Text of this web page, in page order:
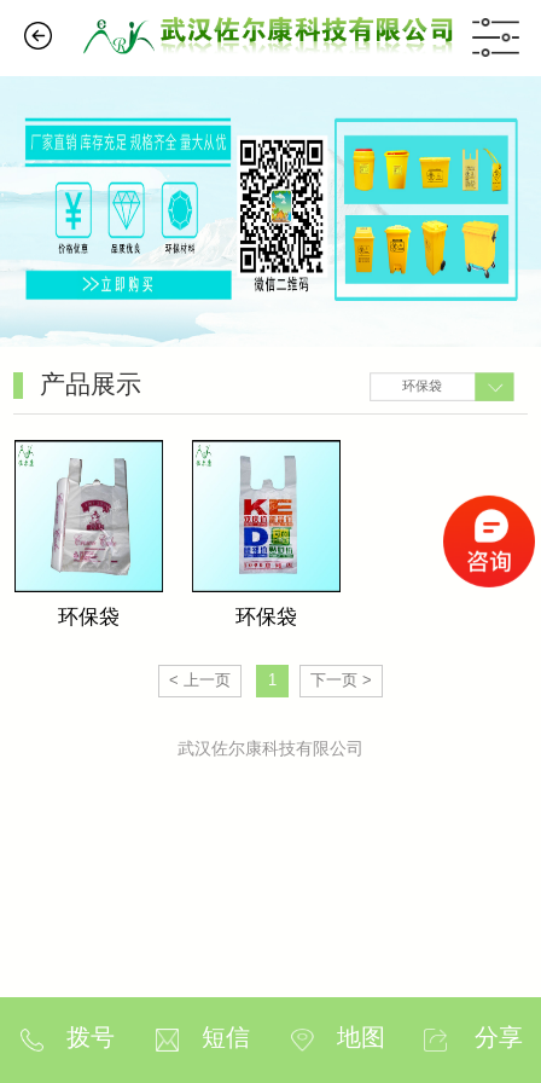
环保袋
产品展示
环保袋 环保袋
< 上一页 1 下一页 >
武汉佐尔康科技有限公司
拨号 短信 地图 分享